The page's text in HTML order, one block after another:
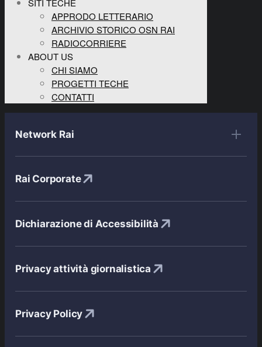
SITI TECHE
APPRODO LETTERARIO
ARCHIVIO STORICO OSN RAI
RADIOCORRIERE
ABOUT US
CHI SIAMO
PROGETTI TECHE
CONTATTI